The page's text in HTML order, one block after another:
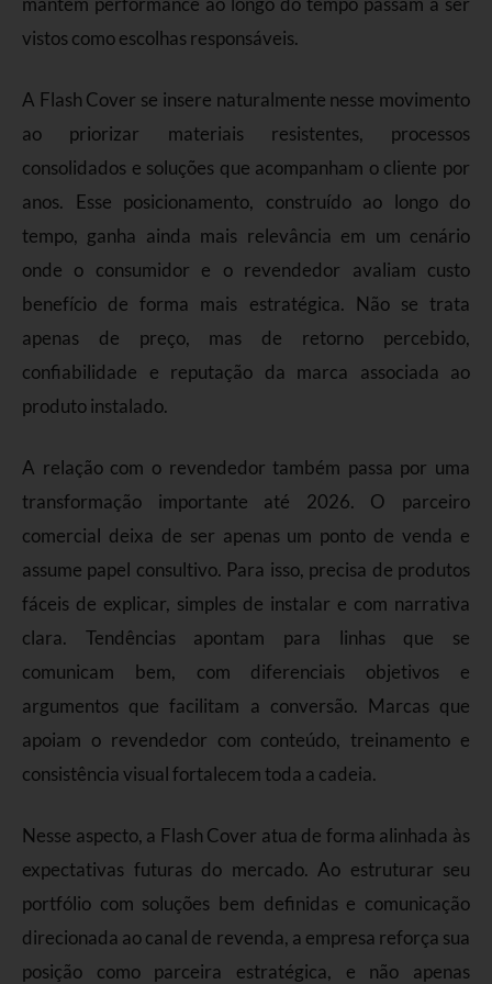
vistos como escolhas responsáveis.
A Flash Cover se insere naturalmente nesse movimento
ao priorizar materiais resistentes, processos
consolidados e soluções que acompanham o cliente por
anos. Esse posicionamento, construído ao longo do
tempo, ganha ainda mais relevância em um cenário
onde o consumidor e o revendedor avaliam custo
benefício de forma mais estratégica. Não se trata
apenas de preço, mas de retorno percebido,
confiabilidade e reputação da marca associada ao
produto instalado.
A relação com o revendedor também passa por uma
transformação importante até 2026. O parceiro
comercial deixa de ser apenas um ponto de venda e
assume papel consultivo. Para isso, precisa de produtos
fáceis de explicar, simples de instalar e com narrativa
clara. Tendências apontam para linhas que se
comunicam bem, com diferenciais objetivos e
argumentos que facilitam a conversão. Marcas que
apoiam o revendedor com conteúdo, treinamento e
consistência visual fortalecem toda a cadeia.
Nesse aspecto, a Flash Cover atua de forma alinhada às
expectativas futuras do mercado. Ao estruturar seu
portfólio com soluções bem definidas e comunicação
direcionada ao canal de revenda, a empresa reforça sua
posição como parceira estratégica, e não apenas